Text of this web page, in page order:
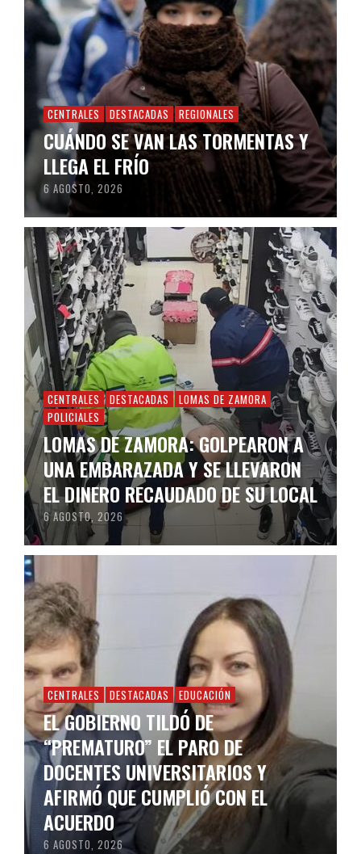
CENTRALES DESTACADAS REGIONALES
CUÁNDO SE VAN LAS TORMENTAS Y
LLEGA EL FRÍO
6 AGOSTO, 2026
CENTRALES DESTACADAS
LOMAS DE ZAMORA
POLICIALES
LOMAS DE ZAMORA: GOLPEARON A
UNA EMBARAZADA Y SE LLEVARON
EL DINERO RECAUDADO DE SU LOCAL
6 AGOSTO, 2026
CENTRALES DESTACADAS EDUCACIÓN
EL GOBIERNO TILDÓ DE
“PREMATURO” EL PARO DE
DOCENTES UNIVERSITARIOS Y
AFIRMÓ QUE CUMPLIÓ CON EL
ACUERDO
6 AGOSTO, 2026